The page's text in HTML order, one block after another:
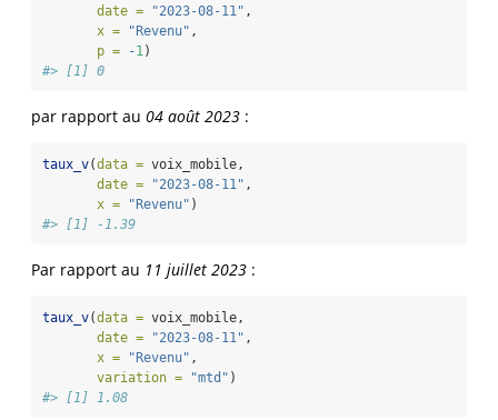
date =
"2023-08-11" ,
x =
"Revenu" ,
p =
-1 )
#> [1] 0
par rapport au 04 août 2023 :
taux_v(data = voix_mobile,
date =
"2023-08-11" ,
x =
"Revenu" )
#> [1] -1.39
Par rapport au 11 juillet 2023 :
taux_v(data = voix_mobile,
date =
"2023-08-11" ,
x =
"Revenu" ,
variation =
"mtd" )
#> [1] 1.08